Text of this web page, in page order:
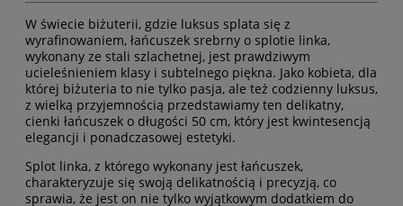
W świecie biżuterii, gdzie luksus splata się z
wyrafinowaniem, łańcuszek srebrny o splotie linka,
wykonany ze stali szlachetnej, jest prawdziwym
ucieleśnieniem klasy i subtelnego piękna. Jako kobieta, dla
której biżuteria to nie tylko pasja, ale też codzienny luksus,
z wielką przyjemnością przedstawiamy ten delikatny,
cienki łańcuszek o długości 50 cm, który jest kwintesencją
elegancji i ponadczasowej estetyki.
Splot linka, z którego wykonany jest łańcuszek,
charakteryzuje się swoją delikatnością i precyzją, co
sprawia, że jest on nie tylko wyjątkowym dodatkiem do